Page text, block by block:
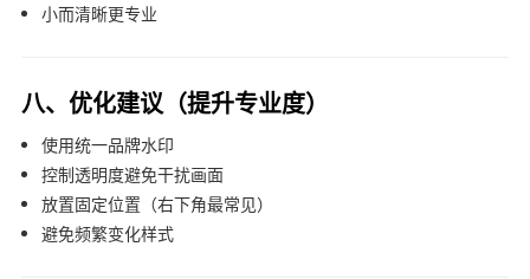
小而清晰更专业
八、优化建议（提升专业度）
使用统一品牌水印
控制透明度避免干扰画面
放置固定位置（右下角最常见）
避免频繁变化样式